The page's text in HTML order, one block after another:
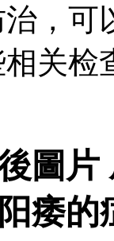
，可
关检
圖
痿